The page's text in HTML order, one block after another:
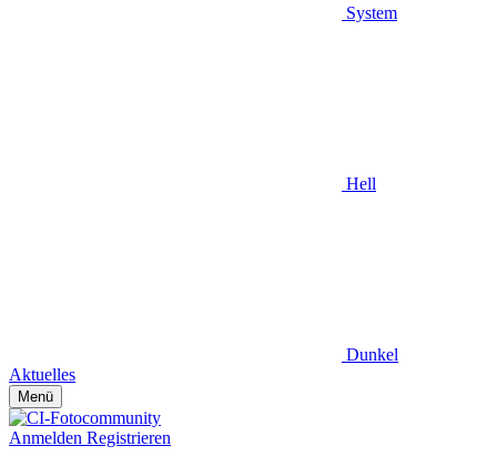
System
Hell
Dunkel
Aktuelles
Menü
Anmelden Registrieren